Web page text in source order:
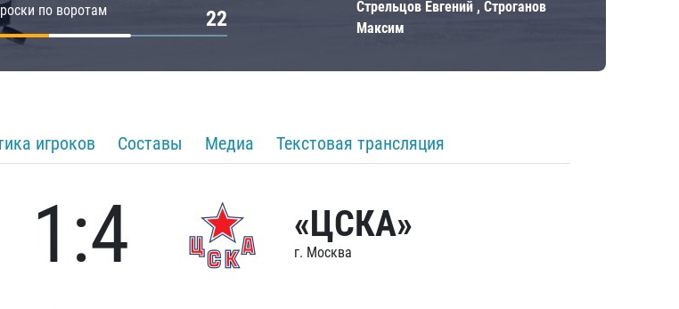
по воротам 22
Стрельцов Евгений , Строганов
Максим
игроков Составы Медиа Текстовая трансляция
1:4 «ЦСКА»
г. Москва